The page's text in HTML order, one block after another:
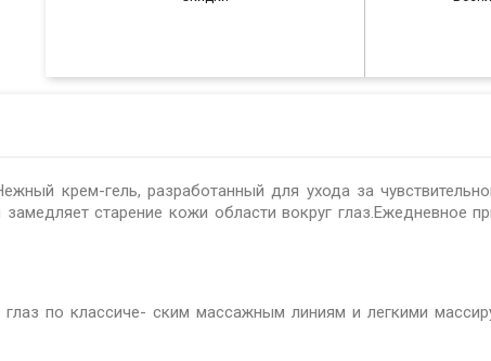
крем-гель, разработанный для ухода за
старение кожи области вокруг глаз.Ежедневное
глаз по классиче- ским массажным линиям и легкими